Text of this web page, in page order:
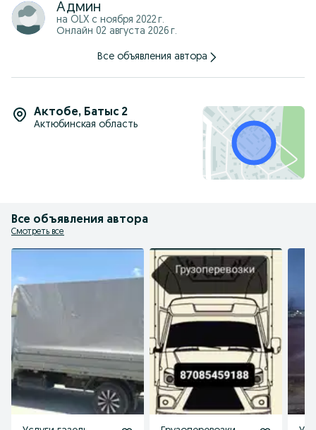
Админ
на OLX с ноября 2022 г.
Онлайн 02 августа 2026 г.
Все объявления автора
Актобе, Батыс 2
Актюбинская область
Все объявления автора
Смотреть все